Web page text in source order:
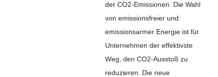
der CO2-Emissionen. Die Wahl
von emissionsfreier und
emissionsarmer Energie ist für
Unternehmen der effektivste
Weg, den CO2-Ausstoß zu
reduzieren. Die neue